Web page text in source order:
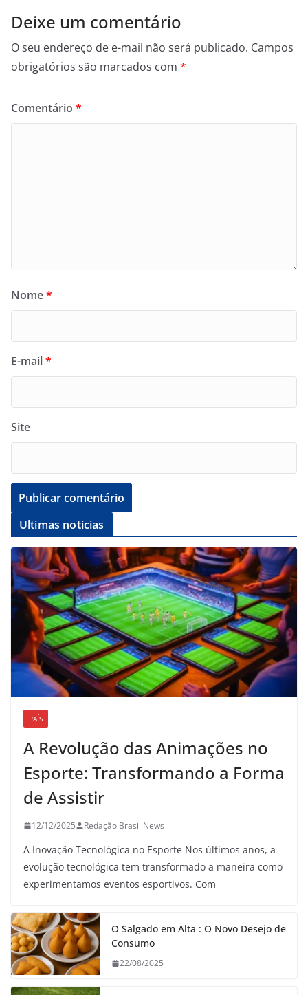
Deixe um comentário
O seu endereço de e-mail não será publicado. Campos
obrigatórios são marcados com *
Comentário *
Nome*
E-mail*
Site
Ultimas noticias
PAÍS
A Revolução das Animações no
Esporte: Transformando a Forma
de Assistir
12/12/2025 Redação Brasil News
A Inovação Tecnológica no Esporte Nos últimos anos, a
evolução tecnológica tem transformado a maneira como
experimentamos eventos esportivos. Com
O Salgado em Alta : O Novo Desejo de
Consumo
22/08/2025